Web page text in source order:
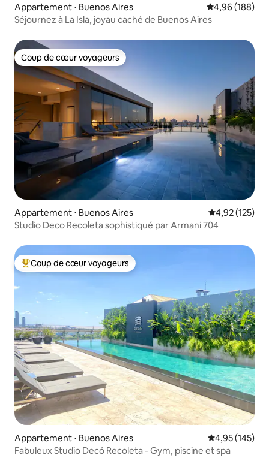
Appartement ⋅ Buenos Aires Évaluation
4,96 (188)
Séjournez à La Isla, joyau caché de Buenos Aires
Coup de cœur voyageurs
Coup de cœur voyageurs
Appartement ⋅ Buenos Aires Évaluation
4,92 (125)
Studio Deco Recoleta sophistiqué par Armani 704
Coups de cœur voyageurs les plus appréciés
Coup de cœur voyageurs
Appartement ⋅ Buenos Aires Évaluation
4,95 (145)
Fabuleux Studio Decó Recoleta - Gym, piscine et spa